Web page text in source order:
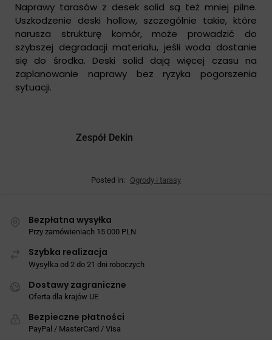
Naprawy tarasów z desek solid są też mniej pilne.
Uszkodzenie deski hollow, szczególnie takie, które
narusza strukturę komór, może prowadzić do
szybszej degradacji materiału, jeśli woda dostanie
się do środka. Deski solid dają więcej czasu na
zaplanowanie naprawy bez ryzyka pogorszenia
sytuacji.
Zespół Dekin
Posted in: Ogrody i tarasy
Bezpłatna wysyłka
Przy zamówieniach 15 000 PLN
Szybka realizacja
Wysyłka od 2 do 21 dni roboczych
Dostawy zagraniczne
Oferta dla krajów UE
Bezpieczne płatności
PayPal / MasterCard / Visa